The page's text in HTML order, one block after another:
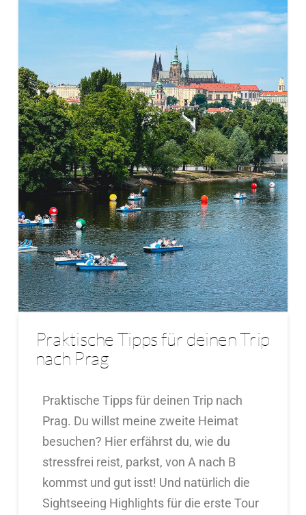
Praktische Tipps für deinen Trip
nach Prag
Praktische Tipps für deinen Trip nach
Prag. Du willst meine zweite Heimat
besuchen? Hier erfährst du, wie du
stressfrei reist, parkst, von A nach B
kommst und gut isst! Und natürlich die
Sightseeing Highlights für die erste Tour